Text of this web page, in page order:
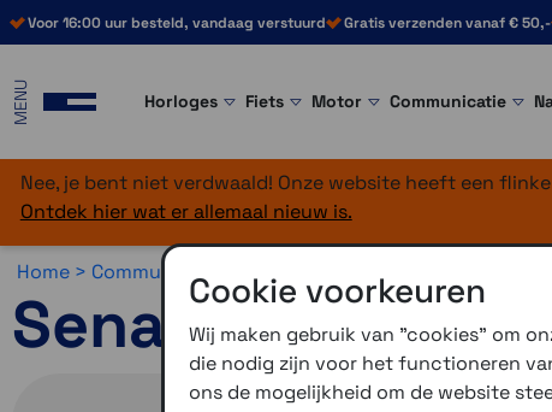
Voor 16:00 uur besteld, vandaag verstuurd Gratis verzenden vanaf € 50,-
MENU Horloges Fiets Motor Communicatie
Nee, je bent niet verdwaald! Onze website heeft een
Ontdek hier wat er allemaal nieuw is.
Home > Communicatie >
Sena 10SCookie voorkeuren
Wij maken gebruik van "cookies" om
die nodig zijn voor het functioneren
ons de mogelijkheid om de website